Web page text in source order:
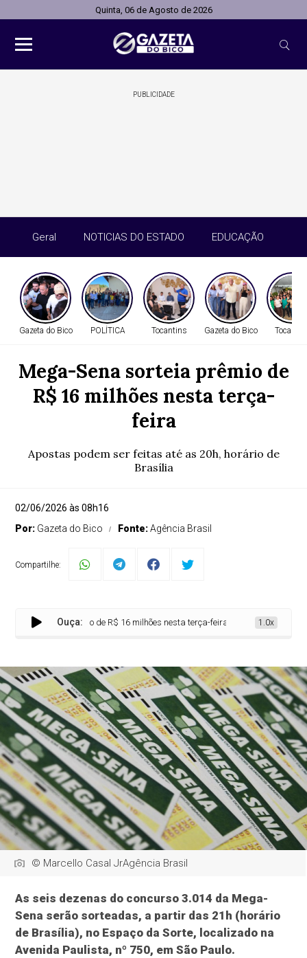
Quinta, 06 de Agosto de 2026
PUBLICIDADE
Geral NOTICIAS DO ESTADO EDUCAÇÃO
Gazeta do Bico POLÍTICA Tocantins Gazeta do Bico
Mega-Sena sorteia prêmio de
R$ 16 milhões nesta terça-
feira
Apostas podem ser feitas até as 20h, horário de
Brasília
02/06/2026 às 08h16
Por: Gazeta do Bico Fonte:Agência Brasil
Compartilhe:
Ouça:
Sena sorteia prêmio de R$ 16 milhões nesta terça-feira 1.0x
© Marcello Casal JrAgência Brasil
As seis dezenas do concurso 3.014 da Mega-
Sena serão sorteadas, a partir das 21h (horário
de Brasília), no Espaço da Sorte, localizado na
Avenida Paulista, nº 750, em São Paulo.